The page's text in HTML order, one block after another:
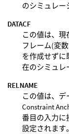
のシミュレー
DATACF
この値は、
フレーム(変
を作成せずに
在のシミュレ
RELNAME
この値は、デ
Constraint
番目の入力に
設定されます。